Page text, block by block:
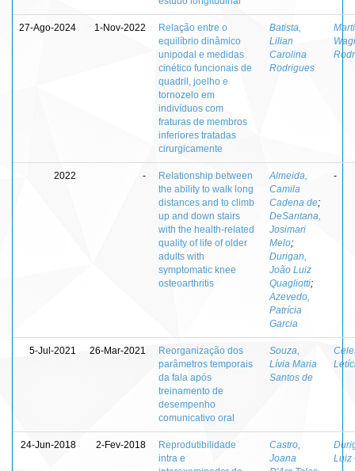
27-Ago-2024 1-Nov-2022
Relação entre o
equilíbrio dinâmico
unipodal e medidas
cinético funcionais de
quadril, joelho e
tornozelo em
indivíduos com
fraturas de membros
inferiores tratadas
cirurgicamente
Batista,
Lilian
Carolina
Rodrigues
2022 -
Relationship between
the ability to walk long
distances and to climb
up and down stairs
with the health-related
quality of life of older
adults with
symptomatic knee
osteoarthritis
Almeida,
Camila
Cadena de;
DeSantana,
Josimari
Melo;
Durigan,
João Luiz
Quagliotti;
Azevedo,
Patrícia
Garcia
-
5-Jul-2021 26-Mar-2021
Reorganização dos
parâmetros temporais
da fala após
treinamento de
desempenho
comunicativo oral
Souza,
Lívia Maria
Santos de
24-Jun-2018 2-Fev-2018
Reprodutibilidade
intra e
Castro,
Joana
Luiz